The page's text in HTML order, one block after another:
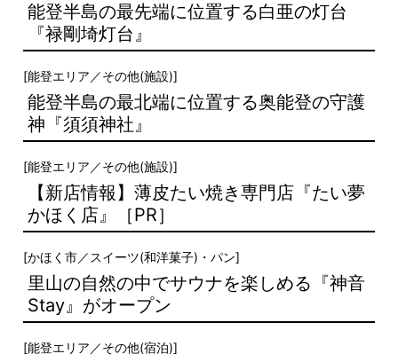
能登半島の最先端に位置する白亜の灯台
『禄剛埼灯台』
[能登エリア ／その他(施設)]
能登半島の最北端に位置する奥能登の守護
神『須須神社』
[能登エリア ／その他(施設)]
【新店情報】薄皮たい焼き専門店『たい夢
かほく店』［PR］
[かほく市／ スイーツ(和洋菓子)・パン]
里山の自然の中でサウナを楽しめる『神音
Stay』がオープン
[能登エリア ／その他(宿泊)]